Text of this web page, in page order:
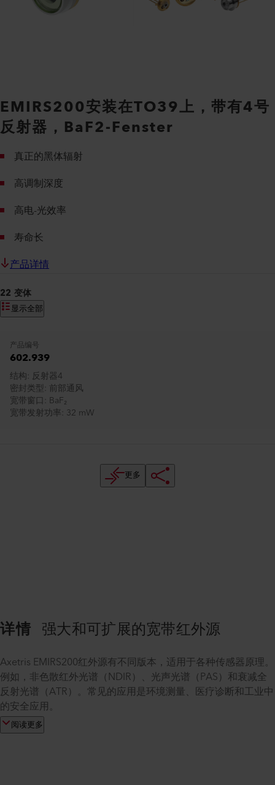
EMIRS200安装在TO39上，带有4号
反射器，BaF2-Fenster
真正的黑体辐射
高调制深度
高电-光效率
寿命长
产品详情
22 变体
显示全部
产品编号
602.939
结构 反射器4
密封类型 前部通风
宽带窗口 BaF₂
宽带发射功率 32 mW
更多
详情 强大和可扩展的宽带红外源
Axetris EMIRS200红外源有不同版本，适用于各种传感器原理。
例如，非色散红外光谱（NDIR）、光声光谱（PAS）和衰减全
反射光谱（ATR）。常见的应用是环境测量、医疗诊断和工业中
的安全应用。
阅读更多